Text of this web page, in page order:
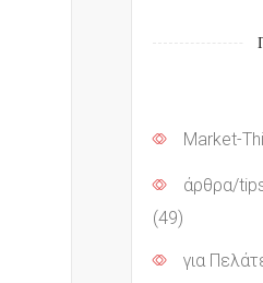
Market-
άρθρα/
(49)
για